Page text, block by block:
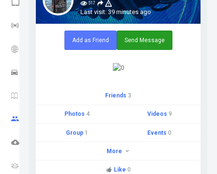
LORA GUIDE
517
Last visit: 39 minutes ago
Add as Friend Send Message
Friends 3
Photos 4 Videos 9
Group 1 Events 0
More
Like 0